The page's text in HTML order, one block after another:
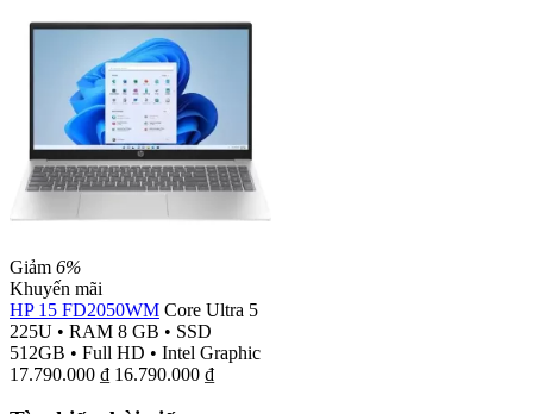
Giảm 6%
Khuyến mãi
HP 15 FD2050WM Core Ultra 5
225U • RAM 8 GB • SSD
512GB • Full HD • Intel Graphic
17.790.000 ₫ 16.790.000 ₫